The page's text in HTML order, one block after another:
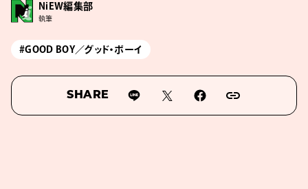
NiEW編集部
執筆
#GOOD BOY／グッド・ボーイ
SHARE